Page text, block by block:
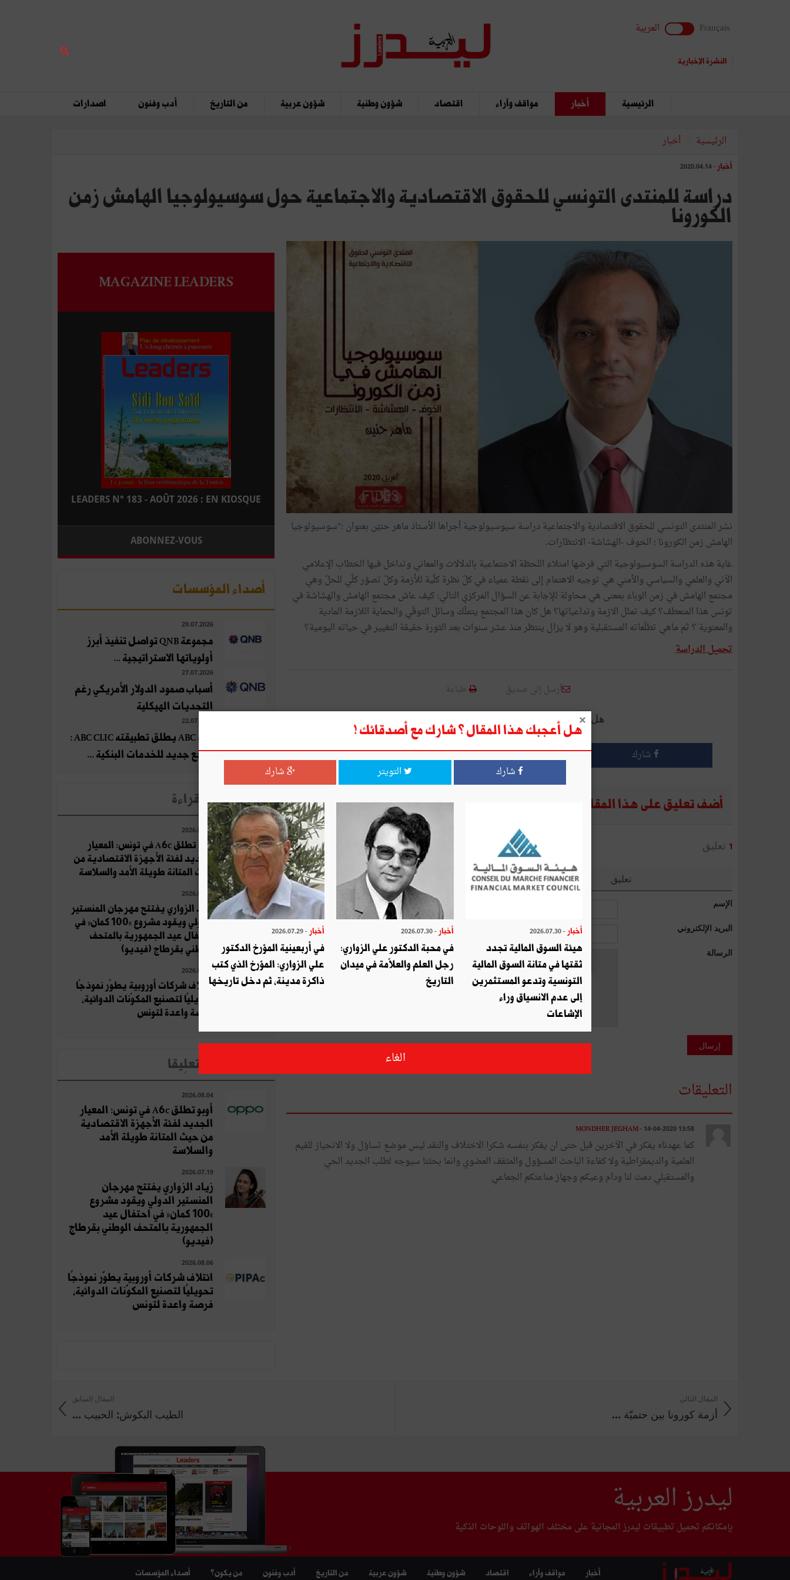
Français العربية
النشرة الإخبارية
الرئيسية أخبار مواقف وآراء اقتصاد شؤون وطنية شؤون عربية من التاريخ أدب وفنون اصدارات
الرئيسية أخبار
أخبار - 2020.04.14
دراسة للمنتدى التونسي للحقوق الاقتصادية والاجتماعية حول سوسيولوجيا الهامش زمن
الكورونا
نشر المنتدى التونسي للحقوق الاقتصادية والاجتماعية دراسة سيوسيولوجية أجراها الأستاذ ماهر حنيّن بعنوان :"سوسيولوجيا
الهامش زمن الكورونا ؛ الخوف -الهشاشة- الانتظارات.
غاية هذه الدراسة السوسيولوجية التي فرضها امتلاء اللحظة الاجتماعية بالدلالات والمعاني وتداخل فيها الخطاب الإعلامي
الآني والعلمي والسياسي والأمني هي توجيه الاهتمام إلى نقطة عمياء في كلّ نظرة كلّية للأزمة وكلّ تصوّر كلّي للحلّ وهي
مجتمع الهامش في زمن الوباء بمعنى هي محاولة للإجابة عن السؤال المركزي التالي: كيف عاش مجتمع الهامش والهشاشة في
تونس هذا المنعطف؟ كيف تمثّل الازمة وتداعياتها؟ هل كان هذا المجتمع يتملّك وسائل التوقّي والحماية اللازمة المادية
والمعنوية ؟ ثم ماهي تطلّعاته المستقبلية وهو لا يزال ينتظر منذ عشر سنوات بعد الثورة حقيقة التغيير في حياته اليومية؟
تحميل الدراسة
أرسل إلى صديق طباعة
هل أعجبك هذا المقال ؟ شارك مع أصدقائك !
شارك التويتر شارك
أضف تعليق على هذا المقال
1 تعليق
اكتب تعليق تعليق
الإسم
البريد الإلكتروني
الرسالة
إرسال
التعليقات
MONDHER JEGHAM- 14-04-2020 13:58
كما عهدناه يفكر في الآخرين قبل حتى ان يفكر بنفسه شكرا الاختلاف والنقد ليس موضع تساؤل ولا الانحياز للقيم
العلمية والديمقراطية ولا كفاءة الباحث المسؤول والمثقف العضوي وانما بحثنا سيوجه لطلب الجديد الحي
والمستقبلي دمت لنا ودام وعيكم وجهاز مناعتكم الجماعي
MAGAZINE LEADERS
LEADERS N° 183 - AOÛT 2026 : EN KIOSQUE
ABONNEZ-VOUS
أصداء المؤسسات
29.07.2026
مجموعة QNB تواصل تنفيذ أبرز
أولوياتها الاستراتيجية ...
27.07.2026
أسباب صمود الدولار الأمريكي رغم
التحديات الهيكلية
22.07.2026
بنك ABC يطلق تطبيقته ABC CLIC :
مرجع جديد للخدمات البنكية ...
الأخبار الأكثر قراءة
2026.08.04
أوبو تطلق A6c في تونس: المعيار
الجديد لفئة الأجهزة الاقتصادية من
حيث المتانة طويلة الأمد والسلاسة
2026.07.19
زياد الزواري يفتتح مهرجان المنستير
الدولي ويقود مشروع «100 كمان» في
احتفال عيد الجمهورية بالمتحف
الوطني بقرطاج (فيديو)
2026.08.06
ائتلاف شركات أوروبية يطوّر نموذجًا
تحويليًا لتصنيع المكوّنات الدوائية،
فرصة واعدة لتونس
الأخبار الأكثر تعلِيقا
2026.08.04
أوبو تطلق A6c في تونس: المعيار
الجديد لفئة الأجهزة الاقتصادية
من حيث المتانة طويلة الأمد
والسلاسة
2026.07.19
زياد الزواري يفتتح مهرجان
المنستير الدولي ويقود مشروع
«100 كمان» في احتفال عيد
الجمهورية بالمتحف الوطني بقرطاج
(فيديو)
2026.08.06
ائتلاف شركات أوروبية يطوّر نموذجًا
تحويليًا لتصنيع المكوّنات الدوائية،
فرصة واعدة لتونس
المقال السابق
الطيب البكوش: الحبيب ...
المقال التالي
أزمة كورونا بين حتميّة ...
ليدرز العربية
بإمكانكم تحميل تطبيقات ليدرز المجانية على مختلف الهواتف واللوحات الذكية
أخبار مواقف وآراء اقتصاد شؤون وطنية شؤون عربية من التاريخ أدب وفنون من يكون؟ أصداء المؤسسات
هل أعجبك هذا المقال ؟ شارك مع أصدقائك !
شارك التويتر شارك
أخبار - 2026.07.30
هيئة السوق المالية تجدد
ثقتها في متانة السوق المالية
التونسية وتدعو المستثمرين
إلى عدم الانسياق وراء
الإشاعات
أخبار - 2026.07.30
في محبة الدكتور علي الزواري:
رجل العلم والعلاّمة في ميدان
التاريخ
أخبار - 2026.07.29
في أربعينية المؤرخ الدكتور
علي الزواري: المؤرخ الذي كتب
ذاكرة مدينة، ثم دخل تاريخها
الغاء